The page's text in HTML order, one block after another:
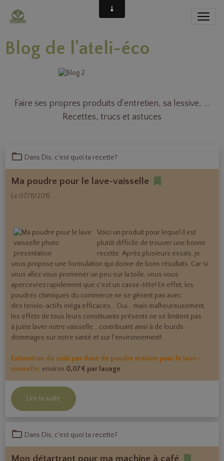
Blog de l'ateli-éco
Faire ses propres produits d'entretien, sa lessive, ...
Recettes, trucs et astuces
Dans Dis, c'est quoi ta recette?
Ma poudre pour le lave-vaisselle
Le 07/11/2015
Voici un produit pour lequel il est
plutôt difficile de trouver une bonne
recette. Après plusieurs essais, je
vous propose une formulation qui donne de bons résultats. Car si
vous allez vous promener un peu sur la toile, vous vous
apercevrez rapidement que c'est un casse-tête! En effet, les
poudres chimiques du commerce ne se gênent pas avec
des tensio-actifs méga efficaces... Oui... mais malheureusement,
les effets de tous leurs constituants présents ne se limitent pas
à juste laver notre vaisselle... contribuant ainsi à de lourds
dommages sur notre santé et sur l'environnement!
Estimation du coût par dose de poudre maison pour le lave-
vaisselle: environ 0,07€ par lavage
Lire la suite
Dans Dis, c'est quoi ta recette?
Mon détartrant pour ma machine à café